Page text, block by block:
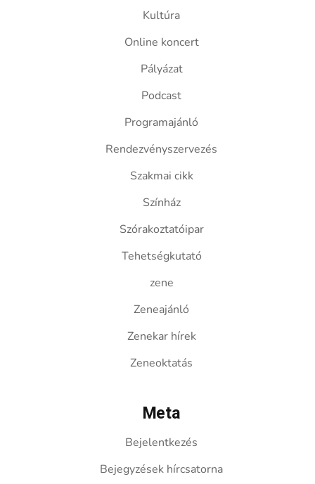
Kultúra
Online koncert
Pályázat
Podcast
Programajánló
Rendezvényszervezés
Szakmai cikk
Színház
Szórakoztatóipar
Tehetségkutató
zene
Zeneajánló
Zenekar hírek
Zeneoktatás
Meta
Bejelentkezés
Bejegyzések hírcsatorna